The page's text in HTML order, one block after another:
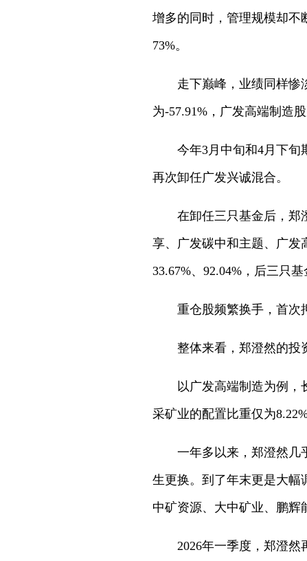
增多的同时，管理规模却不
73%。
走下巅峰，业绩同样惨
为-57.91%，广发高端制造
今年3月中旬和4月下旬
再次卸任广发兴诚混合。
在卸任三只基金后，郑
享、广发碳中和主题、广发
33.67%、92.04%，后三只
重仓股频繁换手，首次
整体来看，郑澄然的投
以广发高端制造为例，
采矿业的配置比重仅为8.22%
一年多以来，郑澄然几
生更换。到了年末更是大幅
中矿资源、大中矿业、鹏辉
2026年一季度，郑澄